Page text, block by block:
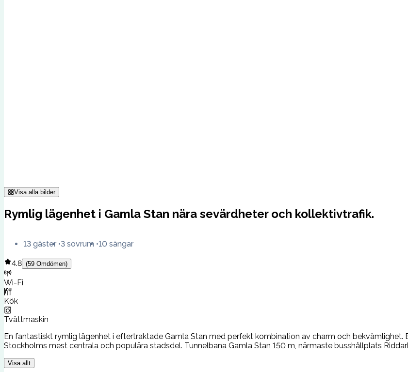
Visa alla bilder
Rymlig lägenhet i Gamla Stan nära sevärdheter och kollektivtrafik.
13 gäster 3 sovrum 10 sängar
4.8 (59 Omdömen)
Wi-Fi
Kök
Tvättmaskin
En fantastiskt rymlig lägenhet i eftertraktade Gamla Stan med perfekt kombination av charm och
Stockholms mest centrala och populära stadsdel. Tunnelbana Gamla Stan 150 m, närmaste busshållplats
Visa allt